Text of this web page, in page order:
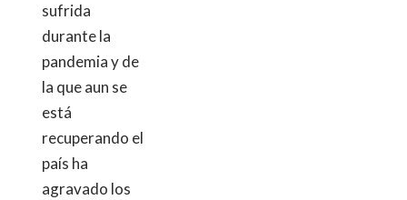
sufrida
durante la
pandemia y de
la que aun se
está
recuperando el
país ha
agravado los